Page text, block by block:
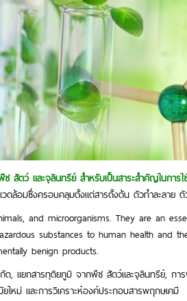
ตว์ และจุลินทรีย์ สำหรับเป็นสาระสำคัญในการ
วดล้อมซึ่งครอบคลุมตั้งแต่สารตั้งต้น ตัวทำละลา
and microorganisms. They are an
substances to human health and
benign products.
, แยกสารทุติยภูมิ จากพืช สัตว์และจุลินทรีย์, กา
ยใหม่ และการวิเคราะห์องค์ประกอบสารพฤกษเคมี